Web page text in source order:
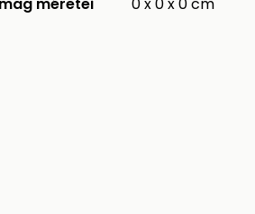
méretei 0 x 0 x 0 cm